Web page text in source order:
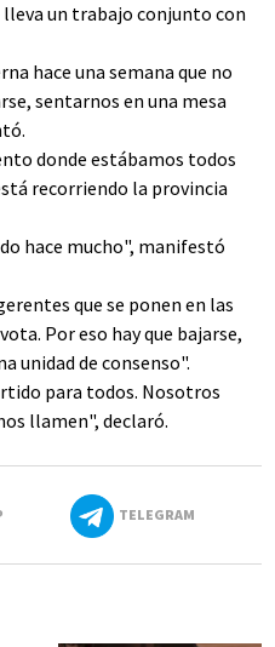
un trabajo conjunto con
hace una semana que no
sentarnos en una mesa
donde estábamos todos
recorriendo la provincia
hace mucho", manifestó
que se ponen en las
Por eso hay que bajarse,
unidad de consenso".
para todos. Nosotros
llamen", declaró.
TELEGRAM